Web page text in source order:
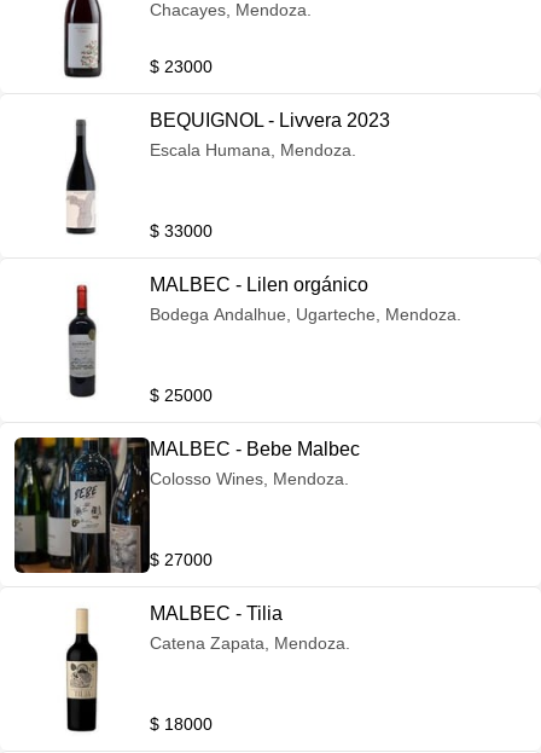
Chacayes, Mendoza.
$ 23000
BEQUIGNOL - Livvera 2023
Escala Humana, Mendoza.
$ 33000
MALBEC - Lilen orgánico
Bodega Andalhue, Ugarteche, Mendoza.
$ 25000
MALBEC - Bebe Malbec
Colosso Wines, Mendoza.
$ 27000
MALBEC - Tilia
Catena Zapata, Mendoza.
$ 18000